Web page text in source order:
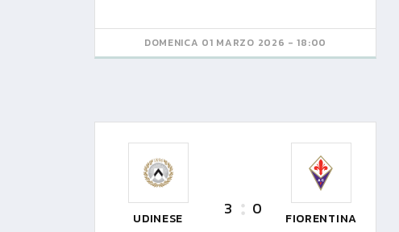
DOMENICA 01 MARZO 2026 - 18:00
UDINESE 3 0 FIORENTINA